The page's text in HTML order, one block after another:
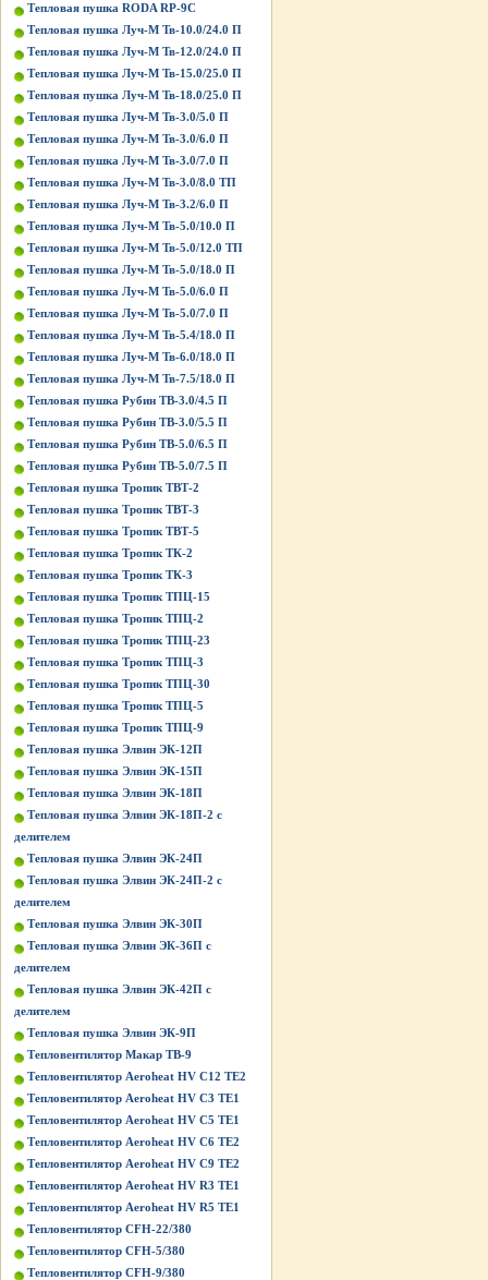
Тепловая пушка RODA RP-9C
Тепловая пушка Луч-М Тв-10.0/24.0 П
Тепловая пушка Луч-М Тв-12.0/24.0 П
Тепловая пушка Луч-М Тв-15.0/25.0 П
Тепловая пушка Луч-М Тв-18.0/25.0 П
Тепловая пушка Луч-М Тв-3.0/5.0 П
Тепловая пушка Луч-М Тв-3.0/6.0 П
Тепловая пушка Луч-М Тв-3.0/7.0 П
Тепловая пушка Луч-М Тв-3.0/8.0 ТП
Тепловая пушка Луч-М Тв-3.2/6.0 П
Тепловая пушка Луч-М Тв-5.0/10.0 П
Тепловая пушка Луч-М Тв-5.0/12.0 ТП
Тепловая пушка Луч-М Тв-5.0/18.0 П
Тепловая пушка Луч-М Тв-5.0/6.0 П
Тепловая пушка Луч-М Тв-5.0/7.0 П
Тепловая пушка Луч-М Тв-5.4/18.0 П
Тепловая пушка Луч-М Тв-6.0/18.0 П
Тепловая пушка Луч-М Тв-7.5/18.0 П
Тепловая пушка Рубин ТВ-3.0/4.5 П
Тепловая пушка Рубин ТВ-3.0/5.5 П
Тепловая пушка Рубин ТВ-5.0/6.5 П
Тепловая пушка Рубин ТВ-5.0/7.5 П
Тепловая пушка Тропик ТВТ-2
Тепловая пушка Тропик ТВТ-3
Тепловая пушка Тропик ТВТ-5
Тепловая пушка Тропик ТК-2
Тепловая пушка Тропик ТК-3
Тепловая пушка Тропик ТПЦ-15
Тепловая пушка Тропик ТПЦ-2
Тепловая пушка Тропик ТПЦ-23
Тепловая пушка Тропик ТПЦ-3
Тепловая пушка Тропик ТПЦ-30
Тепловая пушка Тропик ТПЦ-5
Тепловая пушка Тропик ТПЦ-9
Тепловая пушка Элвин ЭК-12П
Тепловая пушка Элвин ЭК-15П
Тепловая пушка Элвин ЭК-18П
Тепловая пушка Элвин ЭК-18П-2 с
делителем
Тепловая пушка Элвин ЭК-24П
Тепловая пушка Элвин ЭК-24П-2 с
делителем
Тепловая пушка Элвин ЭК-30П
Тепловая пушка Элвин ЭК-36П с
делителем
Тепловая пушка Элвин ЭК-42П с
делителем
Тепловая пушка Элвин ЭК-9П
Тепловентилятор Макар ТВ-9
Тепловентилятор Aeroheat HV C12 TE2
Тепловентилятор Aeroheat HV C3 TE1
Тепловентилятор Aeroheat HV C5 TE1
Тепловентилятор Aeroheat HV C6 TE2
Тепловентилятор Aeroheat HV C9 TE2
Тепловентилятор Aeroheat HV R3 TE1
Тепловентилятор Aeroheat HV R5 TE1
Тепловентилятор CFH-22/380
Тепловентилятор CFH-5/380
Тепловентилятор CFH-9/380